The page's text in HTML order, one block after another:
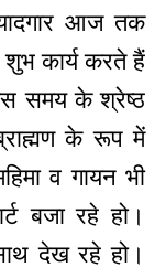
आज तक
शुभ कार्य करते हैं
इस समय के श्रेष्ठ
के रूप में
व गायन भी
बजा रहे हो।
देख रहे हो।